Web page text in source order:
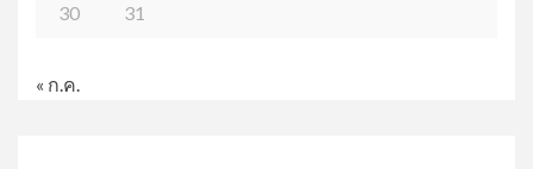
30 31
« ก.ค.